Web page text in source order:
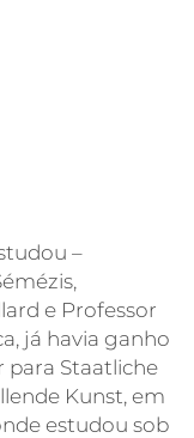
–
e Professor
já havia ganho
para Staatliche
Kunst, em
estudou sob